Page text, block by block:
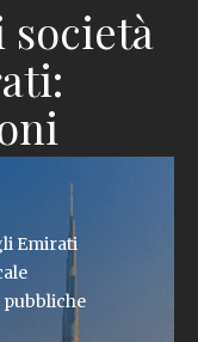
Emirati
pubbliche